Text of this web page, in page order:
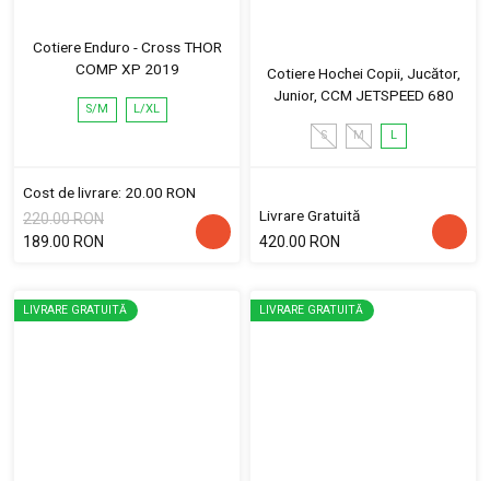
Cotiere Enduro - Cross THOR
COMP XP 2019
S/M L/XL
Cost de livrare: 20.00 RON
220.00 RON
189.00 RON
Cotiere Hochei Copii, Jucător,
Junior, CCM JETSPEED 680
S M L
Livrare Gratuită
420.00 RON
LIVRARE GRATUITĂ LIVRARE GRATUITĂ